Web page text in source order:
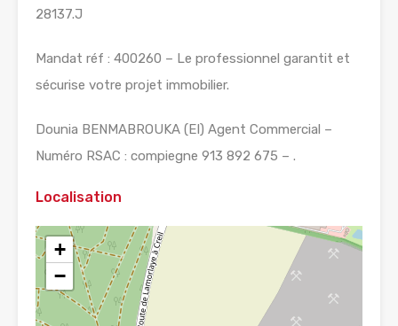
28137.J
Mandat réf : 400260 – Le professionnel garantit et
sécurise votre projet immobilier.
Dounia BENMABROUKA (EI) Agent Commercial –
Numéro RSAC : compiegne 913 892 675 – .
Localisation
+
−